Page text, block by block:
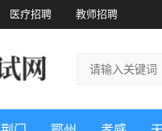
医疗招聘 教师招聘